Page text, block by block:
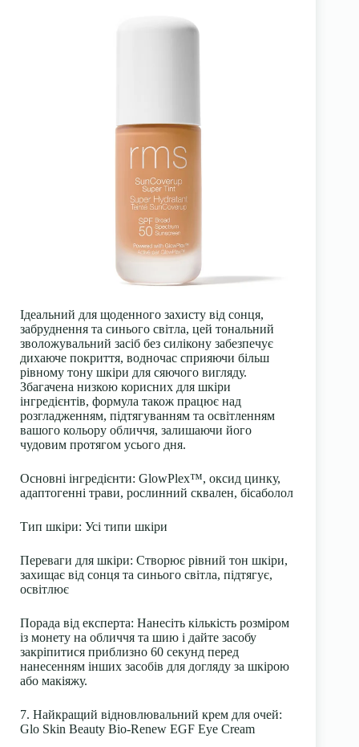
Ідеальний для щоденного захисту від сонця,
забруднення та синього світла, цей тональний
зволожувальний засіб без силікону забезпечує
дихаюче покриття, водночас сприяючи більш
рівному тону шкіри для сяючого вигляду.
Збагачена низкою корисних для шкіри
інгредієнтів, формула також працює над
розгладженням, підтягуванням та освітленням
вашого кольору обличчя, залишаючи його
чудовим протягом усього дня.
Основні інгредієнти: GlowPlex™, оксид цинку,
адаптогенні трави, рослинний сквален, бісаболол
Тип шкіри: Усі типи шкіри
Переваги для шкіри: Створює рівний тон шкіри,
захищає від сонця та синього світла, підтягує,
освітлює
Порада від експерта: Нанесіть кількість розміром
із монету на обличчя та шию і дайте засобу
закріпитися приблизно 60 секунд перед
нанесенням інших засобів для догляду за шкірою
або макіяжу.
7. Найкращий відновлювальний крем для очей:
Glo Skin Beauty Bio-Renew EGF Eye Cream